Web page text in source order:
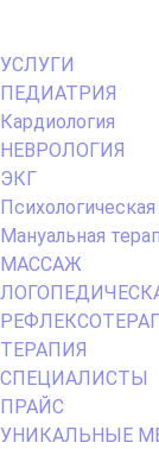
Primary
Menu
УСЛУГИ
ПЕДИАТРИЯ
Кардиология
НЕВРОЛОГИЯ
ЭКГ
Мануальная
МАССАЖ
ТЕРАПИЯ
СПЕЦИАЛИСТЫ
ПРАЙС
УНИКАЛЬНЫЕ